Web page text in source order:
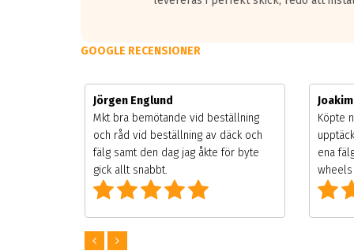
GOOGLE RECENSIONER
Jörgen Englund
Mkt bra bemötande vid beställning
och råd vid beställning av däck och
fälg samt den dag jag åkte för byte
gick allt snabbt.
Köpte
ena